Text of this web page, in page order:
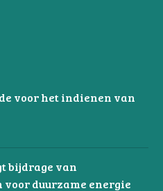
voor het indienen van
bijdrage van
voor duurzame energie